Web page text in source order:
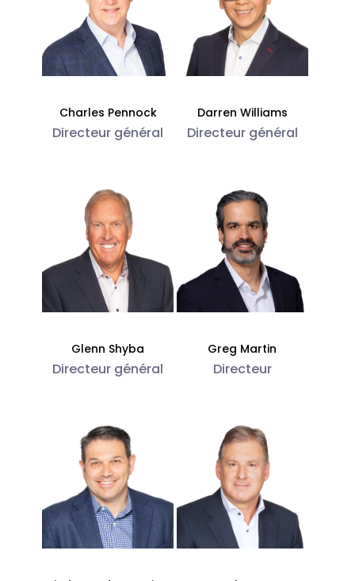
Charles Pennock
Directeur général
Darren Williams
Directeur général
Glenn Shyba
Directeur général
Greg Martin
Directeur